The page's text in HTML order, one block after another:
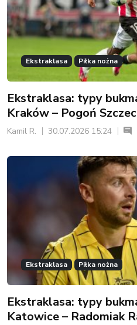
Ekstraklasa Piłka nożna
Ekstraklasa: typy
Kraków – Pogoń
Kamil R. 30.07.2026 15:24
Ekstraklasa Piłka nożna
Ekstraklasa: typy
Katowice – Radomiak